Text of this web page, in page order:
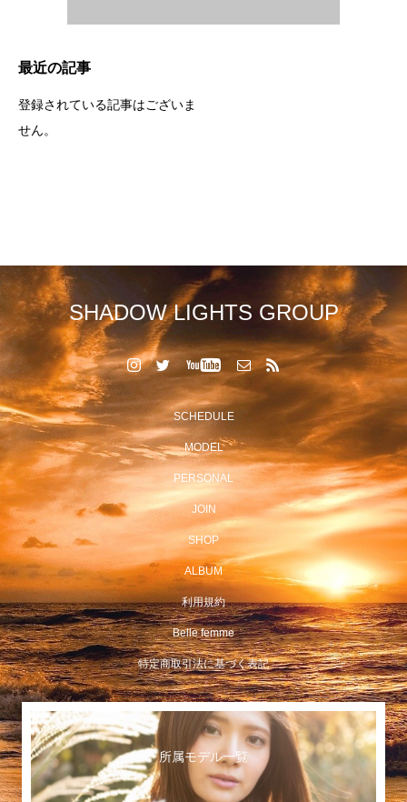
最近の記事
登録されている記事はございま
せん。
SHADOW LIGHTS GROUP
SCHEDULE
MODEL
PERSONAL
JOIN
SHOP
ALBUM
利用規約
Belle femme
特定商取引法に基づく表記
所属モデル一覧